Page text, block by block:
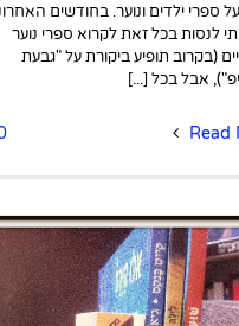
ספרי ילדים ונוער. בחודשים
לנסות בכל זאת לקרוא ספרי נוער
(בקרוב תופיע ביקורת על "גבעת
אבל בכל [...]
Read